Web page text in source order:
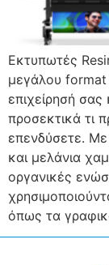
Εκτυπωτές
μεγάλου format
επιχείρησή σας
προσεκτικά τι
επενδύσετε.
και μελάνια
οργανικές
όπως τα